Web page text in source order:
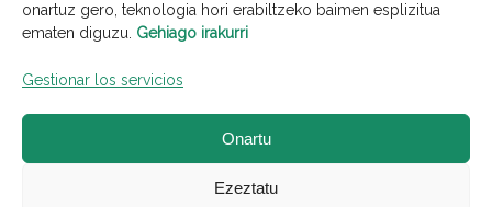
onartuz gero, teknologia hori erabiltzeko baimen esplizitua
ematen diguzu. Gehiago irakurri
Gestionar los servicios
Onartu
Ezeztatu
POLÍTICA DE PRIVACIDAD